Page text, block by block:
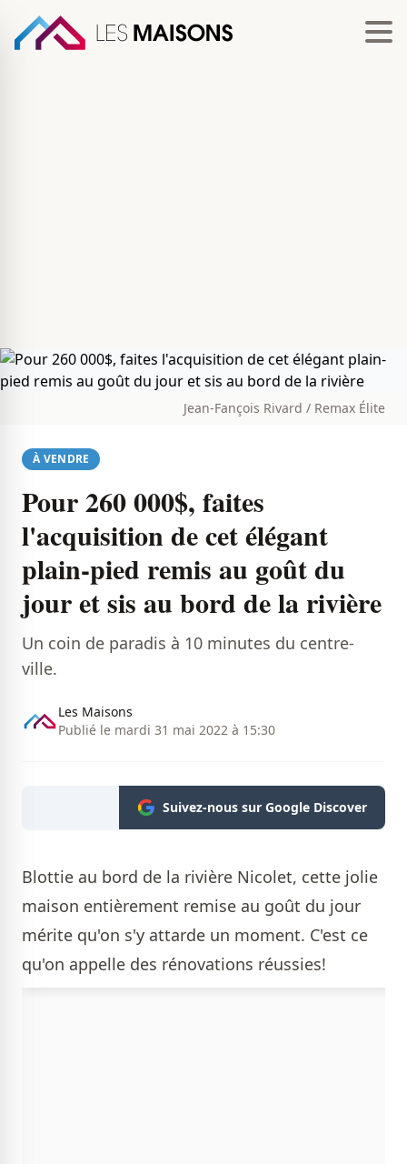
Jean-Fançois Rivard / Remax Élite
À VENDRE
Pour 260 000$, faites
l'acquisition de cet élégant
plain-pied remis au goût du
jour et sis au bord de la rivière
Un coin de paradis à 10 minutes du centre-
ville.
Les Maisons
Publié le mardi 31 mai 2022 à 15:30
Suivez-nous sur Google Discover
Blottie au bord de la rivière Nicolet, cette jolie
maison entièrement remise au goût du jour
mérite qu'on s'y attarde un moment. C'est ce
qu'on appelle des rénovations réussies!